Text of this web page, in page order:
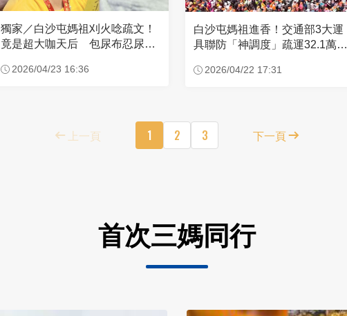
獨家／白沙屯媽祖刈火唸疏文！
竟是超大咖天后 包尿布忍尿5
2026/04/23 16:36
白沙屯媽祖進香！交通部3大運
具聯防「神調度」疏運32.1萬創
2026/04/22 17:31
上一頁 1 2 3 下一頁
首次三媽同行